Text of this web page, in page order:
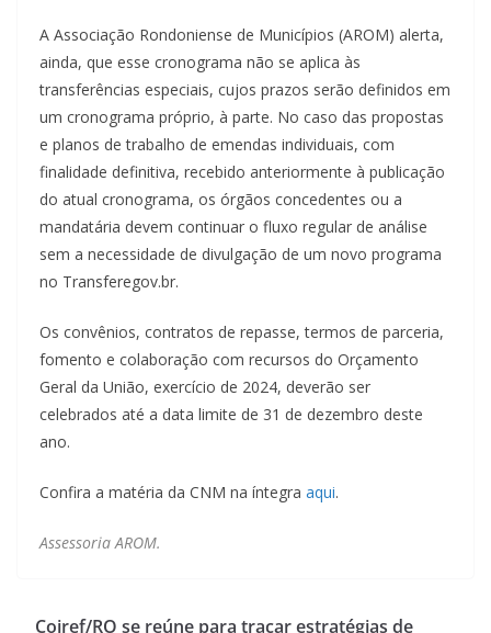
A Associação Rondoniense de Municípios (AROM) alerta,
ainda, que esse cronograma não se aplica às
transferências especiais, cujos prazos serão definidos em
um cronograma próprio, à parte. No caso das propostas
e planos de trabalho de emendas individuais, com
finalidade definitiva, recebido anteriormente à publicação
do atual cronograma, os órgãos concedentes ou a
mandatária devem continuar o fluxo regular de análise
sem a necessidade de divulgação de um novo programa
no Transferegov.br.
Os convênios, contratos de repasse, termos de parceria,
fomento e colaboração com recursos do Orçamento
Geral da União, exercício de 2024, deverão ser
celebrados até a data limite de 31 de dezembro deste
ano.
Confira a matéria da CNM na íntegra aqui.
Assessoria AROM.
Coiref/RO se reúne para traçar estratégias de